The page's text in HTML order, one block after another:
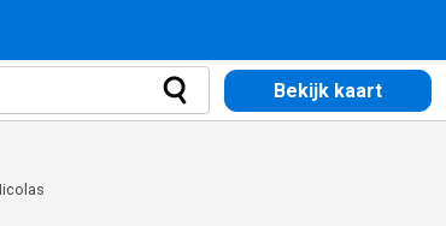
Bekijk kaart